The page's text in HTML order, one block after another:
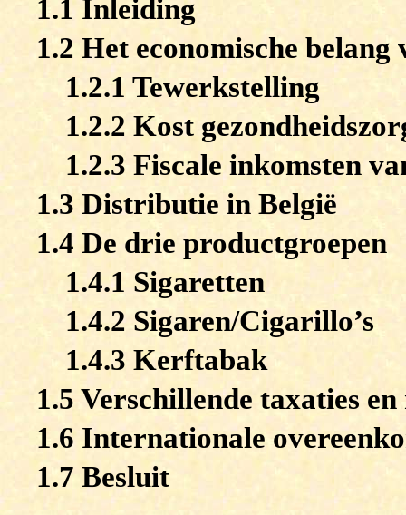
1.1 Inleiding
1.2 Het economische belang
1.2.1 Tewerkstelling
1.2.2 Kost
1.2.3 Fiscale inkomsten
1.3 Distributie in België
1.4 De drie productgroepen
1.4.1 Sigaretten
1.4.2 Sigaren/Cigarillo’s
1.4.3 Kerftabak
1.5 Verschillende taxaties
1.6 Internationale
1.7 Besluit